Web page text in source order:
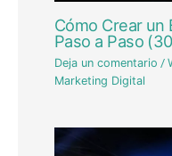
Cómo Crear un
Paso a Paso
Deja un comentario /
Marketing Digital